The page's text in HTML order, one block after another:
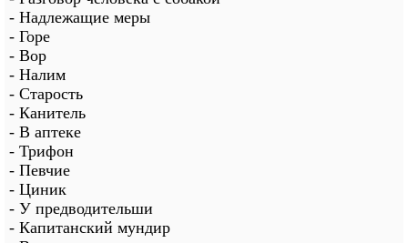
- Надлежащие меры
- Горе
- Вор
- Налим
- Старость
- Канитель
- В аптеке
- Трифон
- Певчие
- Циник
- У предводительши
- Капитанский мундир